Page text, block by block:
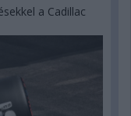
a Cadillac